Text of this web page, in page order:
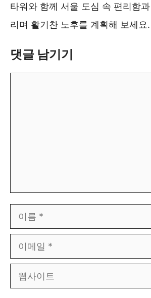
타워와 함께 서울 도심 속 편리함
리며 활기찬 노후를 계획해 보세요.
댓글 남기기
름
메
사